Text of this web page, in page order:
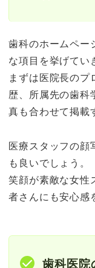
歯科のホームペー
な項目を挙げてい
まずは医院長のプ
歴、所属先の歯科
真も合わせて掲載
医療スタッフの顔
も良いでしょう。
笑顔が素敵な女性
者さんにも安心感
歯科医院